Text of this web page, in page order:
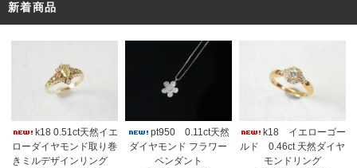
新着商品
k18 0.51ct天然イエ
ローダイヤモンド取り巻
きミルデザインリング
pt950 0.11ct天然
ダイヤモンド フラワー
ペンダント
k18 イエローゴー
ルド 0.46ct 天然ダイヤ
モンドリング